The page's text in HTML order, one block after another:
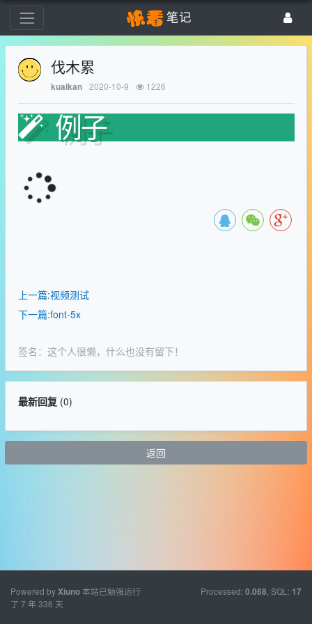
笔记
伐木累
kuaikan 2020-10-9 1226
例子
上一篇:视频测试
下一篇:font-5x
签名：这个人很懒，什么也没有留下！
最新回复(0)
返回
Powered byXiuno本站已勉强运行
了 7 年 336 天
Processed: 0.068 , SQL: 17